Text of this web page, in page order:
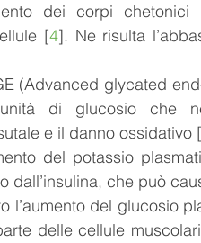
dei corpi
[4]. Ne risulta
(Advanced glycated
di glucosio che
e il danno ossidativo [
del potassio
dall’insulina, che può
l’aumento del glucosio
delle cellule